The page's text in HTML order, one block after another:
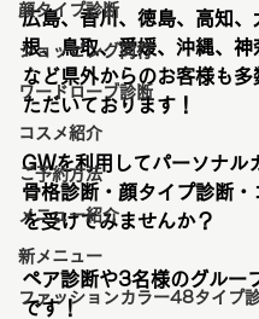
顔タイプ診断
ショッピング同行
ワードローブ診断
コスメ紹介
ご予約方法
メニュー紹介
新メニュー
ファッションカラー48タイプ
広島、香川、徳島、高知、
根、鳥取、愛媛、沖縄、神
など県外からのお客様も多
ただいております！
GWを利用してパーソナル
骨格診断・顔タイプ診断・
を受けてみませんか？
ペア診断や3名様のグルー
です！